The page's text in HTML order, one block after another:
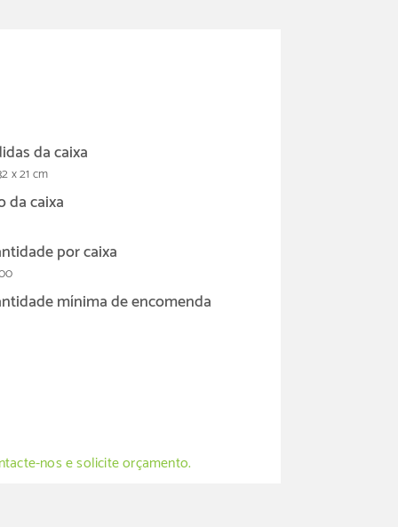
da caixa
x 21 cm
da caixa
por caixa
mínima de encomenda
nos e solicite orçamento.